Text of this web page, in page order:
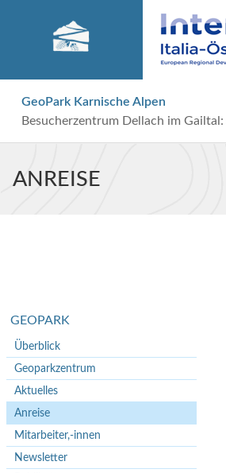
GeoPark Karnische Alpen
Besucherzentrum Dellach im Gailtal:
ANREISE
GEOPARK
Überblick
Geoparkzentrum
Aktuelles
Anreise
Mitarbeiter,-innen
Newsletter